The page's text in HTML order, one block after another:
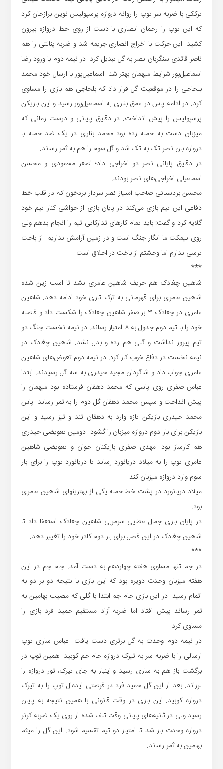
ترککی با ضربه سر توپ را روانه دروازه پرسپولیس نوین برازجان کرد
که این توپ را رحمان انصاری با دست از روی خط دروازه بیرون
کشید. این حرکت با اخراج انصاری جریمه شد و ضربه پنالتی را هم
ناصر قائدی سنگربان نصر به گل تبدیل کرد. در نیمه دوم با ورود رضا
اسماعیل‌پور شرایط میهمان بهتر شد. اسماعیل‌پور با ارسال خود محمد
بلحاجی را در موقعیت گل قرار داد که بلحاجی هم بازی را مساوی
کرد. در ادامه پاس در عمق بناری به اسماعیل‌پور رسید و این بازیکن
پرسپولیس را پیش انداخت. در دقایق پایانی و درست زمانی که
میزبان دست به حمله زده بود محمد بناری در یک ضد حمله با
دروازه بان نصر تک به تک شد و گل سوم را هم به ثمر رساند.
در دقایق پایانی نصر دو اخراجی داد؛ اصغر محمودی و محسن
اسماعیلی اخراجی‌های نصر بودند.
محسن بردستانی صاحب امتیاز نصر سردار بردخون که در قلب خط
دفاعی این تیم بازی می‌کند در پایان بازی از حواشی کنار تیم خود
گلایه کرد و گفت: باید تمام کارهای تدارکاتی تیم را انجام بدهم ولی
روی نیمکت ما انگار جنگ است و در زمین آرامش نداریم. از باخت
ترسی ندارم اما وحشتم از باخت در اخلاق است.
***
شاهین چغادک هم حریف شاهین عامری نشد تا اسب زین شده
شاهین عامری برای قهرمانی به ترک تازی خود ادامه دهد. شاهین
عامری در چغادک ۳ بر صفر شاهین چغادک را شکست داد و فاصله
خود را با تیم دوم جدول به ۸ امتیاز رساند. در نیمه نخست جنگ دو
تیم پیروز نداشت و گلی هم رده و بدل نشد. شاهین چغادک در
نیمه نخست در دفاع خوب کار کرد. در نیمه دوم تعوض‌های شاهین
عامری جواب داد و شاگردان مجید حیدری به سه گل رسیدند. ابتدا
عباس صفری روی پاسی که محمد دهقان فرستاده بود میهمان را
پیش انداخت و سپس محمد دهقان گل دوم را به ثمر رساند. پاس
محمد حیدری بازیکن تازه وارد به دهقان تند و تیز رسید و این
بازیکن برای بار دوم دروازه میزبان را گشود. دومین تعویضی حیدری
هم کارساز بود. مهدی صفری بازیکنان جوان و تعویضی شاهین
عامری توپ را به میلاد دریانورد رساند تا دریانورد توپ را برای بار
سوم وارد دروازه میزبان کند.
میلاد دریانورد در پشت خط حمله یکی از بهترین‎های شاهین عامری
بود.
در پایان بازی جمال عطایی سرمربی شاهین چغادک استعفا داد تا
شاهین چغادک در این فصل برای بار دوم کادر خود را تغییر دهد.
***
در جم تنها مساوی هفته چهاردهم به دست آمد. جام جم در این
هفته میزبان وحدت دویره بود که این بازی با نتیجه دو بر دو به
اتمام رسید. در این بازی جام جم ابتدا با گلی که مصیب بهامین به
ثمر رساند پیش افتاد اما ضربه آزاد مستقیم حمید فرد بازی را
مساوی کرد.
در نیمه دوم وحدت به گل برتری دست یافت. عباس ساری توپ
ارسالی را با ضربه سر به تیرک دروازه جام جم کوبید. همین توپ در
برگشت باز هم به ساری رسید و اینبار به جای تیرک، تور دروازه را
لرزاند. بعد از این گل حمید فرد در فرصتی ایده‌ال توپ را به تیرک
دروازه کوبید. این بازی در وقت قانونی با همین نتیجه به پایان
رسید ولی در ثانیه‌های پایانی وقت تلف شده از روی یک ضربه کرنر
دروازه وحدت باز شد تا امتیاز دو تیم تقسیم شود. این گل را میثم
بهامین به ثمر رساند.